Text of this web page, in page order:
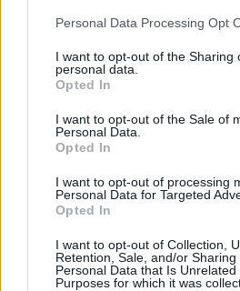
Personal Data Processing Opt
I want to opt-out of the Sharing
personal data.
Opted In
I want to opt-out of the Sale of
Personal Data.
Opted In
I want to opt-out of processing
Personal Data for Targeted
Opted In
I want to opt-out of Collection,
Retention, Sale, and/or Sharing
Personal Data that Is Unrelated
Purposes for which it was
στις 654 ημέρες, αλλά η μείωση
ήταν βάσει των νέων δεδομένων
Γερμανία και Αυστρία,
βγαίνουν εκτός του «καλαθιού»
πρόσβασηφθάνει το πολύ τους
ωστόσο και χώρες με χειρότερη
όπως η Ρουμανίααλλά και η
καθυστέρηση να φθάνει έως και
ια την περίοδο 2021–2024 η
168 νέα φάρμακα που
ποσοστό περίπου 41% από το